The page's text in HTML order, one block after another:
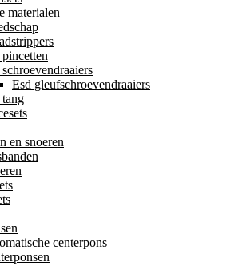
materialen
Esd gleufschroevendraaiers
en snoeren
centerpons